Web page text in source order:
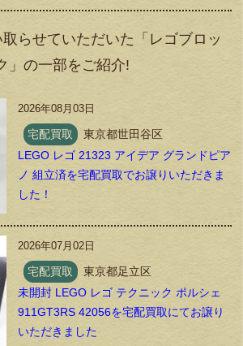
らせていただいた「レゴブロッ
」の一部をご紹介!
2026年08月03日
宅配買取
東京都世田谷区
LEGO レゴ 21323 アイデア グランドピア
ノ 組立済を宅配買取でお譲りいただきま
した！
2026年07月02日
宅配買取
東京都足立区
未開封 LEGO レゴ テクニック ポルシェ
911GT3RS 42056を宅配買取にてお譲り
いただきました